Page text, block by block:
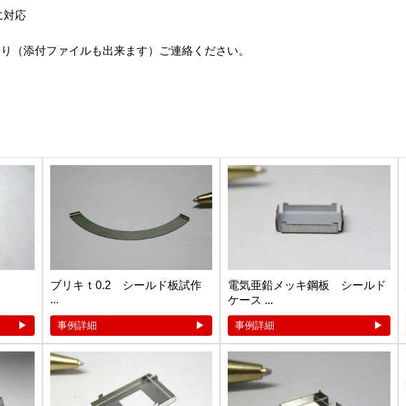
対応
（添付ファイルも出来ます）ご連絡ください。
ブリキｔ0.2 シールド板試作
...
事例詳細
電気亜鉛メッキ鋼板 シールド
ケース ...
事例詳細